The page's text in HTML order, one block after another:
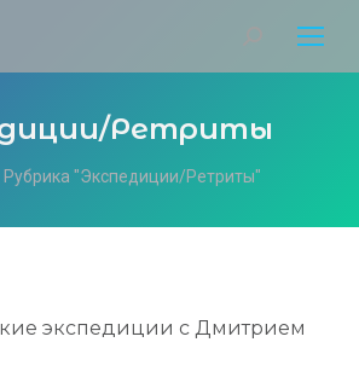
Ретриты
Рубрика "Экспедиции/Ретриты"
экспедиции с Дмитрием